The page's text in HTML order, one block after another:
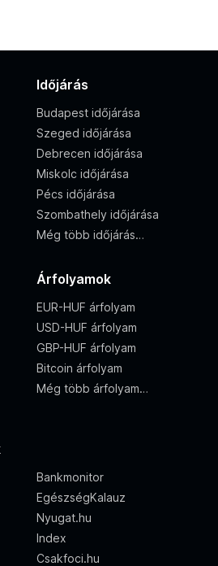
Időjárás
Budapest időjárása
Szeged időjárása
Debrecen időjárása
Miskolc időjárása
Pécs időjárása
Szombathely időjárása
Még több időjárás…
Árfolyamok
EUR-HUF árfolyam
USD-HUF árfolyam
GBP-HUF árfolyam
Bitcoin árfolyam
Még több árfolyam…
Bankmonitor
EgészségKalauz
Nyugat.hu
Index
Csakfoci.hu